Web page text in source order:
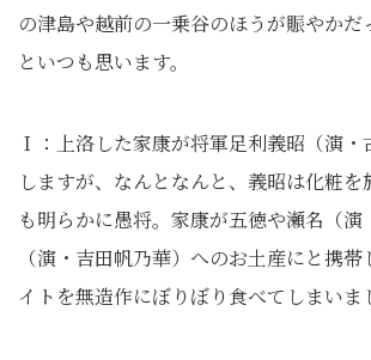
の津島や越前の一乗谷のほうが賑やかだ
といつも思います。
Ｉ：上洛した家康が将軍足利義昭（演
しますが、なんとなんと、義昭は化粧
も明らかに愚将。家康が五徳や瀬名（演
（演・吉田帆乃華）へのお土産にと携帯
イトを無造作にぼりぼり食べてしまいま